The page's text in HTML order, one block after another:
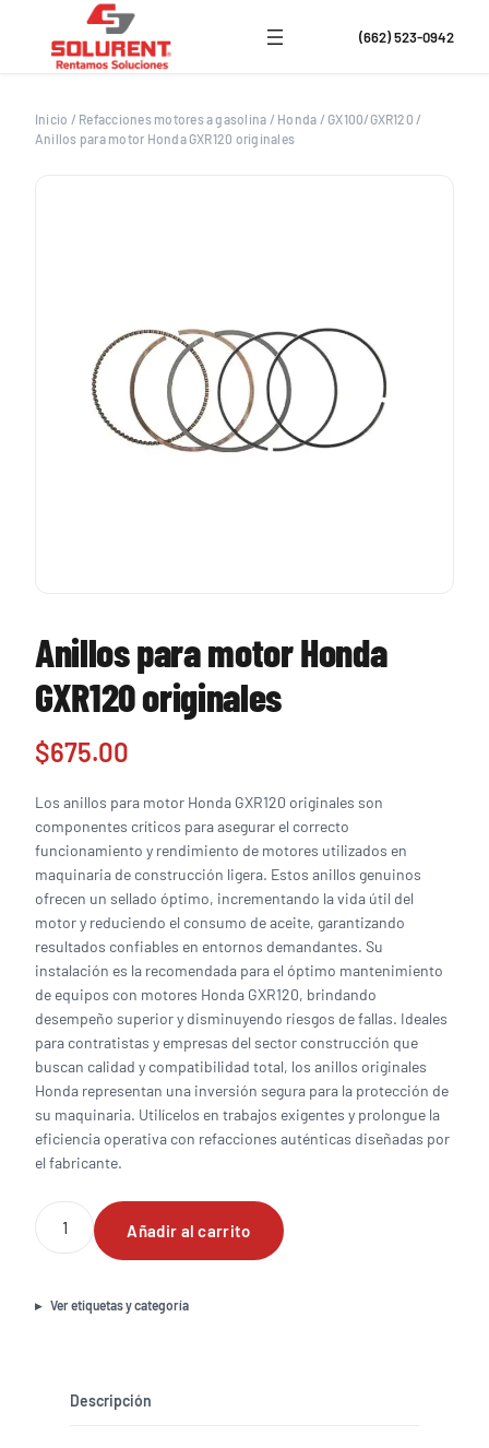
contenido
(662) 523-0942
Inicio / Refacciones motores a gasolina / Honda /GX100/GXR120 /
Anillos para motor Honda GXR120 originales
Anillos para motor Honda
GXR120 originales
$675.00
Los anillos para motor Honda GXR120 originales son
componentes críticos para asegurar el correcto
funcionamiento y rendimiento de motores utilizados en
maquinaria de construcción ligera. Estos anillos genuinos
ofrecen un sellado óptimo, incrementando la vida útil del
motor y reduciendo el consumo de aceite, garantizando
resultados confiables en entornos demandantes. Su
instalación es la recomendada para el óptimo mantenimiento
de equipos con motores Honda GXR120, brindando
desempeño superior y disminuyendo riesgos de fallas. Ideales
para contratistas y empresas del sector construcción que
buscan calidad y compatibilidad total, los anillos originales
Honda representan una inversión segura para la protección de
su maquinaria. Utilícelos en trabajos exigentes y prolongue la
eficiencia operativa con refacciones auténticas diseñadas por
el fabricante.
Anillos
para
motor
GXR120
Añadir al carrito
Ver etiquetas y categoría
Descripción